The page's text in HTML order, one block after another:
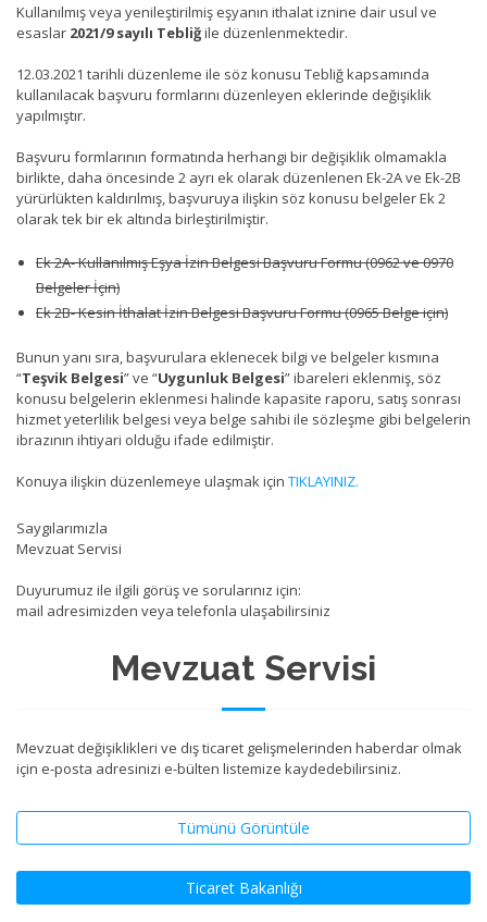
Mevzuat Servisi
Mevzuat değişiklikleri ve dış ticaret gelişmelerinden haberdar olmak
için e-posta adresinizi e-bülten listemize kaydedebilirsiniz.
Tümünü Görüntüle
Ticaret Bakanlığı
Kullanılmış veya yenileştirilmiş eşyanın ithalat iznine dair usul ve
esaslar 2021/9 sayılı Tebliğile düzenlenmektedir.
12.03.2021 tarihli düzenleme ile söz konusu Tebliğ kapsamında
kullanılacak başvuru formlarını düzenleyen eklerinde değişiklik
yapılmıştır.
Başvuru formlarının formatında herhangi bir değişiklik olmamakla
birlikte, daha öncesinde 2 ayrı ek olarak düzenlenen Ek-2A ve Ek-2B
yürürlükten kaldırılmış, başvuruya ilişkin söz konusu belgeler Ek 2
olarak tek bir ek altında birleştirilmiştir.
Ek 2A- Kullanılmış Eşya İzin Belgesi Başvuru Formu (0962 ve 0970
Belgeler İçin)
Ek 2B- Kesin İthalat İzin Belgesi Başvuru Formu (0965 Belge için)
Bunun yanı sıra, başvurulara eklenecek bilgi ve belgeler kısmına
“Teşvik Belgesi” ve “Uygunluk Belgesi” ibareleri eklenmiş, söz
konusu belgelerin eklenmesi halinde kapasite raporu, satış sonrası
hizmet yeterlilik belgesi veya belge sahibi ile sözleşme gibi belgelerin
ibrazının ihtiyari olduğu ifade edilmiştir.
Konuya ilişkin düzenlemeye ulaşmak için TIKLAYINIZ.
Saygılarımızla
Mevzuat Servisi
Duyurumuz ile ilgili görüş ve sorularınız için:
mail adresimizden veya telefonla ulaşabilirsiniz